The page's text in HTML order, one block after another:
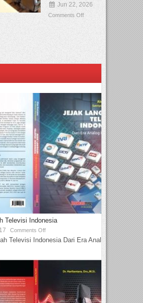
Jun 22, 2026
Comments Off
Televisi Indonesia
Comments Off
Televisi Indonesia Dari Era Analog